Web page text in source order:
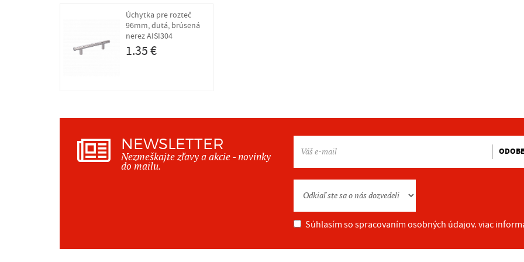
Úchytka pre rozteč
96mm, dutá, brúsená
nerez AISI304
1.35 €
NEWSLETTER
Nezmeškajte zľavy a akcie - novinky
do mailu.
Súhlasím so spracovaním osobných údajov. viac